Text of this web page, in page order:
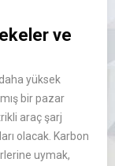
ve
yüksek
bir pazar
araç şarj
olacak. Karbon
uymak,